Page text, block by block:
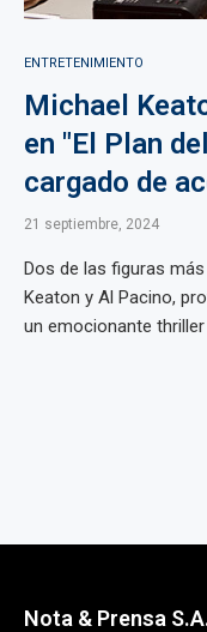
ENTRETENIMIENTO
Michael
en "El Plan
cargado de
21 septiembre, 2024
Dos de las figuras
Keaton y Al Pacino,
un emocionante thriller
Nota & Prensa